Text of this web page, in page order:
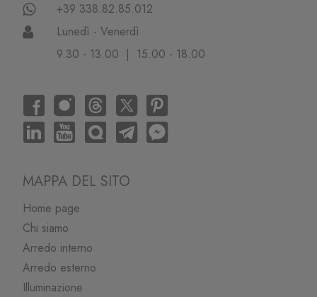
+39 338.82.85.012
Lunedì - Venerdì
9.30 - 13.00 | 15.00 - 18.00
MAPPA DEL SITO
Home page
Chi siamo
Arredo interno
Arredo esterno
Illuminazione